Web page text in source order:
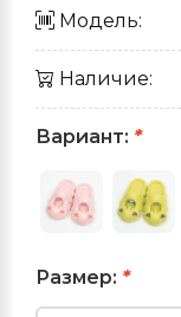
Модель:
Наличие:
Вариант: *
Размер: *